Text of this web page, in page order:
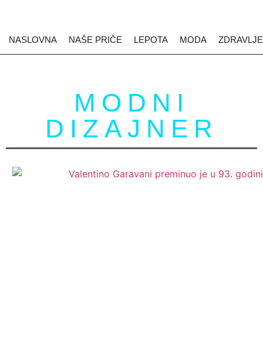
NASLOVNA NAŠE PRIČE LEPOTA MODA ZDRAVLJE
MODNI
DIZAJNER